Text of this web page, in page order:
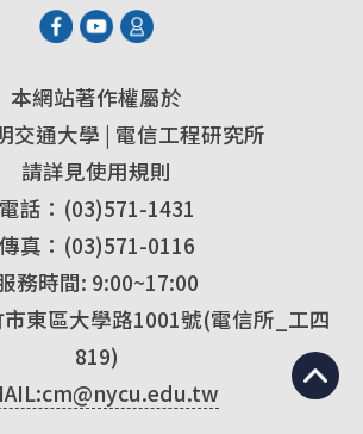
本網站著作權屬於
交通大學 | 電信工程研究所
請詳見使用規則
電話：(03)571-1431
傳真：(03)571-0116
務時間: 9:00~17:00
東區大學路1001號(電信所_工四
819)